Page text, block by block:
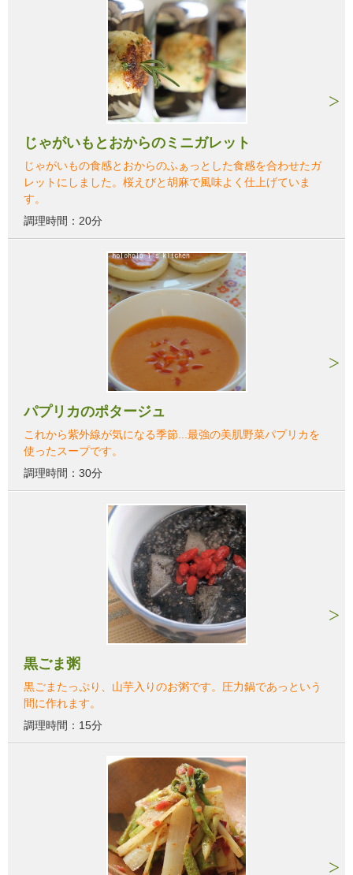
じゃがいもとおからのミニガレット
じゃがいもの食感とおからのふぁっとした食感を合わせたガ
レットにしました。桜えびと胡麻で風味よく仕上げていま
す。
調理時間：20分
パプリカのポタージュ
これから紫外線が気になる季節...最強の美肌野菜パプリカを
使ったスープです。
調理時間：30分
黒ごま粥
黒ごまたっぷり、山芋入りのお粥です。圧力鍋であっという
間に作れます。
調理時間：15分